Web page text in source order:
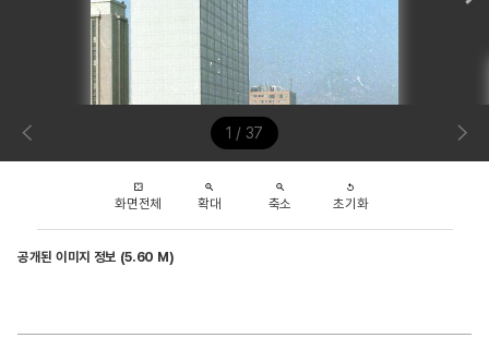
1 / 37
화면전체 확대 축소 초기화
공개된 이미지 정보 (5.60 M)